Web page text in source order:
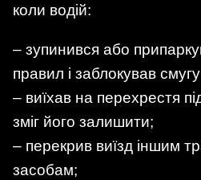
коли водій:
– зупинився або
правил і заблокував
– виїхав на перехрестя
зміг його залишити;
– перекрив виїзд іншим
засобам;